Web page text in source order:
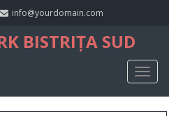
info@yourdomain.com
BISTRIȚA SUD